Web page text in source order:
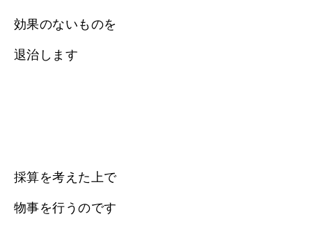
効果のないものを
退治します
採算を考えた上で
物事を行うのです